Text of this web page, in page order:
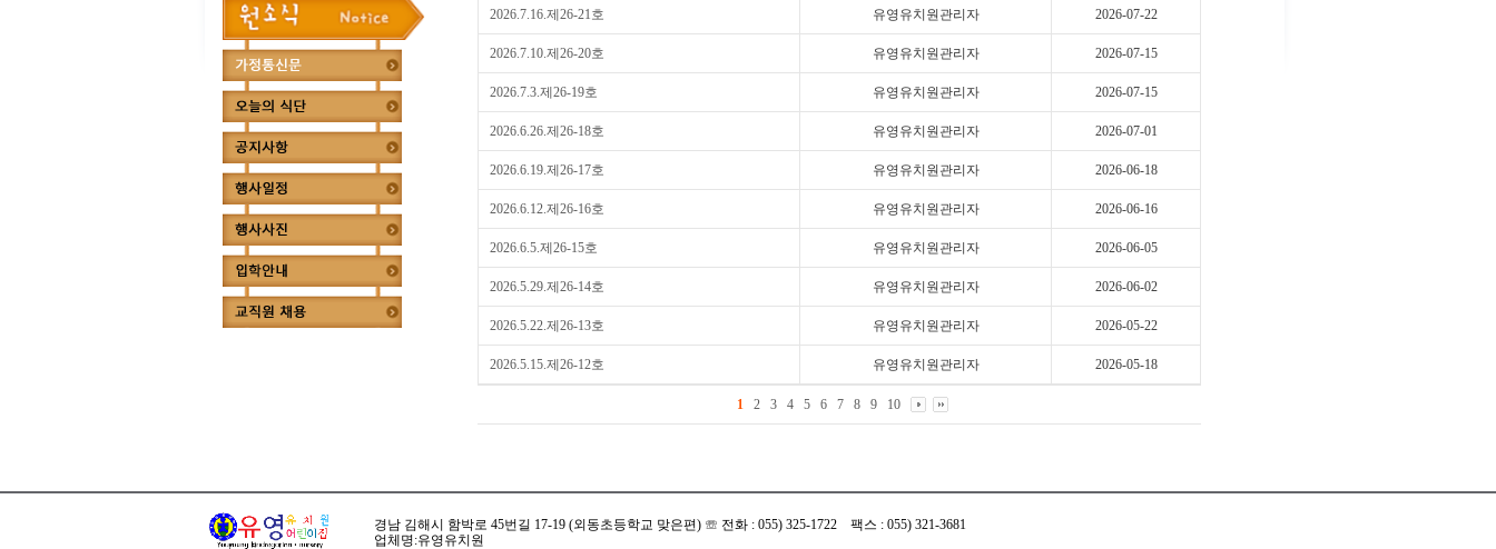
2026.7.16.제26-21호 유영유치원관리자 2026-07-22
2026.7.10.제26-20호 유영유치원관리자 2026-07-15
2026.7.3.제26-19호 유영유치원관리자 2026-07-15
2026.6.26.제26-18호 유영유치원관리자 2026-07-01
2026.6.19.제26-17호 유영유치원관리자 2026-06-18
2026.6.12.제26-16호 유영유치원관리자 2026-06-16
2026.6.5.제26-15호 유영유치원관리자 2026-06-05
2026.5.29.제26-14호 유영유치원관리자 2026-06-02
2026.5.22.제26-13호 유영유치원관리자 2026-05-22
2026.5.15.제26-12호 유영유치원관리자 2026-05-18
1 2 3 4 5 6 7 8 9 10
경남 김해시 함박로 45번길 17-19 (외동초등학교 맞은편) ☏ 전화 : 055) 325-1722 팩스 : 055) 321-3681
업체명:유영유치원